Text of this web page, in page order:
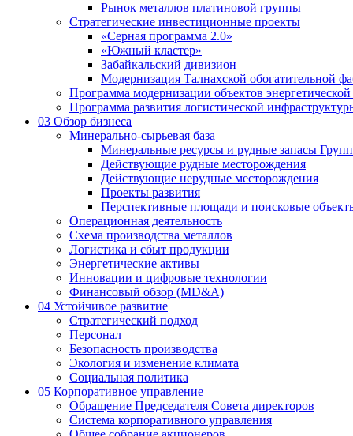
Рынок металлов платиновой группы
Стратегические инвестиционные проекты
«Серная программа 2.0»
«Южный кластер»
Забайкальский дивизион
Модернизация Талнахской обогатительной
Программа модернизации объектов
Программа развития логистической
03 Обзор бизнеса
Минерально-сырьевая база
Минеральные ресурсы и рудные запасы
Действующие рудные месторождения
Действующие нерудные месторождения
Проекты развития
Перспективные площади и поисковые
Операционная деятельность
Схема производства металлов
Логистика и сбыт продукции
Энергетические активы
Инновации и цифровые технологии
Финансовый обзор (MD&A)
04 Устойчивое развитие
Стратегический подход
Персонал
Безопасность производства
Экология и изменение климата
Социальная политика
05 Корпоративное управление
Обращение Председателя Совета директоров
Система корпоративного управления